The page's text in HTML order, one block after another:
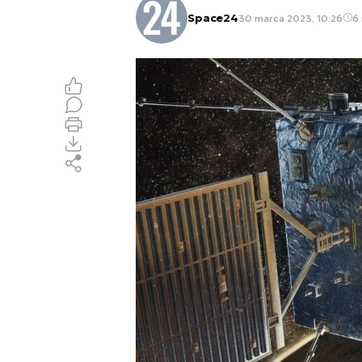
Space2430 marca 2023, 10:26 6